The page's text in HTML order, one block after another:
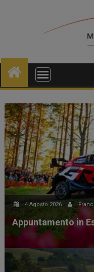
4 Agosto 2026
Appuntamento in